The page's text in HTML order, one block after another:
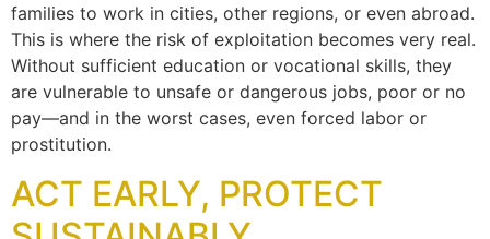
families to work in cities, other regions, or even abroad.
This is where the risk of exploitation becomes very real.
Without sufficient education or vocational skills, they
are vulnerable to unsafe or dangerous jobs, poor or no
pay—and in the worst cases, even forced labor or
prostitution.
ACT EARLY, PROTECT